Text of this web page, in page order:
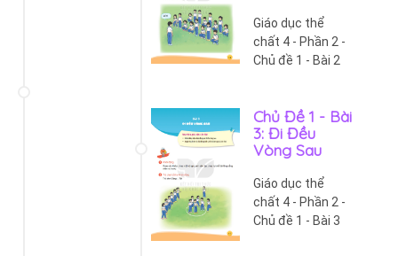
Giáo dục thể
chất 4 - Phần 2 -
Chủ đề 1 - Bài 2
Chủ Đề 1 - Bài
3: Đi Đều
Vòng Sau
Giáo dục thể
chất 4 - Phần 2 -
Chủ đề 1 - Bài 3